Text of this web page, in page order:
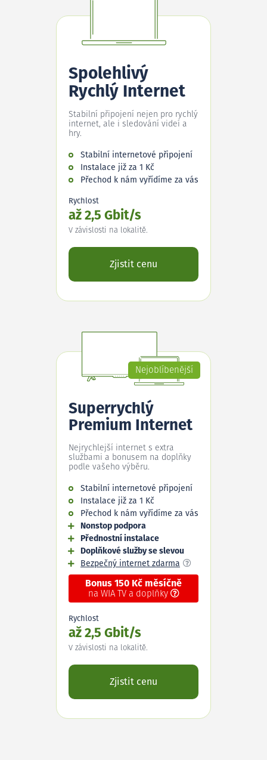
Spolehlivý
Rychlý Internet
Stabilní připojení nejen pro rychlý
internet, ale i sledování videí a
hry.
Stabilní internetové připojení
Instalace již za 1 Kč
Přechod k nám vyřídíme za vás
Rychlost
až 2,5 Gbit/s
V závislosti na lokalitě.
Zjistit cenu
Nejoblíbenější
Superrychlý
Premium Internet
Nejrychlejší internet s extra
službami a bonusem na doplňky
podle vašeho výběru.
Stabilní internetové připojení
Instalace již za 1 Kč
Přechod k nám vyřídíme za vás
Nonstop podpora
Přednostní instalace
Doplňkové služby se slevou
Bezpečný internet zdarma
Bonus 150 Kč měsíčně
na WIA TV a doplňky
Rychlost
až 2,5 Gbit/s
V závislosti na lokalitě.
Zjistit cenu